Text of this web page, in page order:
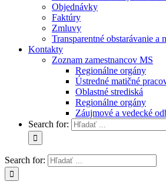
Objednávky
Faktúry
Zmluvy
Transparentné obstarávanie a
Kontakty
Zoznam zamestnancov MS
Regionálne orgány
Ústredné matičné
Oblastné strediská
Regionálne orgány
Záujmové a vedecké
Search for:
Search for: